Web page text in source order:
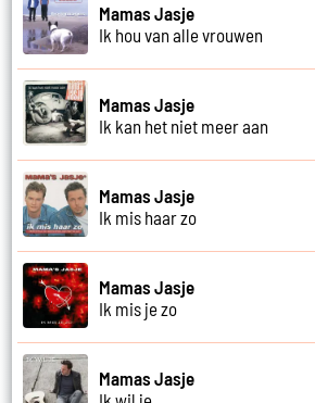
Mamas Jasje
Ik hou van alle vrouwen
Mamas Jasje
Ik kan het niet meer aan
Mamas Jasje
Ik mis haar zo
Mamas Jasje
Ik mis je zo
Mamas Jasje